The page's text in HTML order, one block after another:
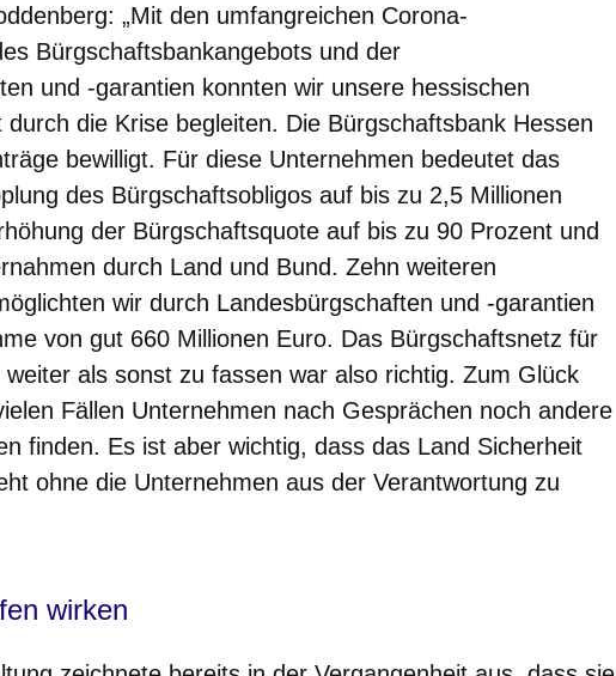
„Mit den umfangreichen Corona-
Bürgschaftsbankangebots und der
und -garantien konnten wir unsere hessischen
durch die Krise begleiten. Die Bürgschaftsbank Hessen
bewilligt. Für diese Unternehmen bedeutet das
des Bürgschaftsobligos auf bis zu 2,5 Millionen
der Bürgschaftsquote auf bis zu 90 Prozent und
durch Land und Bund. Zehn weiteren
wir durch Landesbürgschaften und -garantien
von gut 660 Millionen Euro. Das Bürgschaftsnetz für
als sonst zu fassen war also richtig. Zum Glück
Fällen Unternehmen nach Gesprächen noch andere
finden. Es ist aber wichtig, dass das Land Sicherheit
ohne die Unternehmen aus der Verantwortung zu
wirken